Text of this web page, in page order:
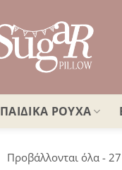
ΠΑΙΔΙΚΑ ΡΟΥΧΑ
Προβάλλονται όλα -